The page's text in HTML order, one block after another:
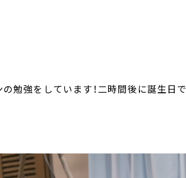
勉強をしています！二時間後に誕生日で